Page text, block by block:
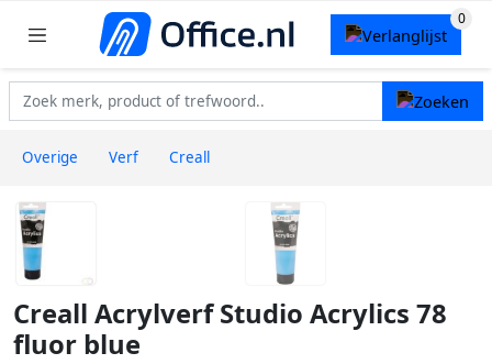
Overige Verf Creall
Creall Acrylverf Studio Acrylics 78
fluor blue